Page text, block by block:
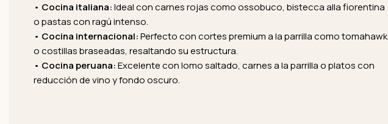
• Cocina italiana:Ideal con carnes rojas como ossobuco, bistecca alla fiorentina
o pastas con ragú intenso.
• Cocina internacional:Perfecto con cortes premium a la parrilla como tomahawk
o costillas braseadas, resaltando su estructura.
• Cocina peruana:Excelente con lomo saltado, carnes a la parrilla o platos con
reducción de vino y fondo oscuro.